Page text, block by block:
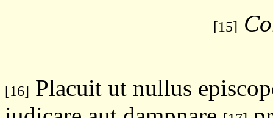
[15]
[16] Placuit ut nullus